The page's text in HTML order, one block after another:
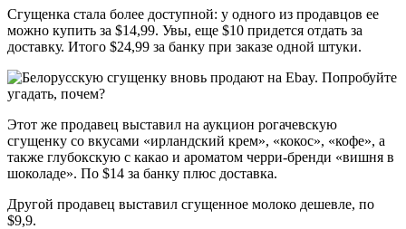
Сгущенка стала более доступной: у одного из продавцов ее
можно купить за $14,99. Увы, еще $10 придется отдать за
доставку. Итого $24,99 за банку при заказе одной штуки.
Этот же продавец выставил на аукцион рогачевскую
сгущенку со вкусами «ирландский крем», «кокос», «кофе», а
также глубокскую с какао и ароматом черри-бренди «вишня в
шоколаде». По $14 за банку плюс доставка.
Другой продавец выставил сгущенное молоко дешевле, по
$9,9.